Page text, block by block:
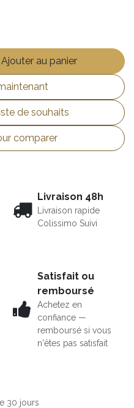
Ajouter au panier
comparer
de souhaits
Livraison 48h
Livraison rapide
Colissimo Suivi
Satisfait ou
remboursé
Achetez en
confiance —
remboursé si vous
n'êtes pas satisfait
30 jours